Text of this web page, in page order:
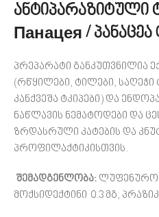
ანტიპარაზიტული
Панацея /პანაცეა
პრეპარატი განკუთვნილია
(რწყილები, ტილები, საღეჭი
კანქვეშა ტკიპები) და
ნაწლავის ნემატოდები და
ზრდასრული კატების და
პროფილაქტიკისთვის.
შემადგენლობა:
მოქსიდექტინი 0.3 მგ,